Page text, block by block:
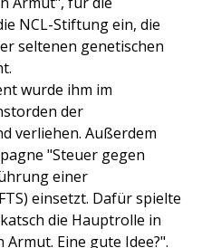
NCL-Stiftung ein, die
seltenen genetischen
wurde ihm im
der
verliehen. Außerdem
"Steuer gegen
einer
einsetzt. Dafür spielte
die Hauptrolle in
Eine gute Idee?".